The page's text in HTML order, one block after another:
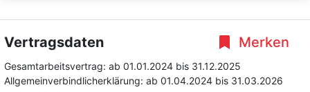
Merken
Vertragsdaten
Gesamtarbeitsvertrag: ab 01.01.2024 bis 31.12.2025
Allgemeinverbindlicherklärung: ab 01.04.2024 bis 31.03.2026